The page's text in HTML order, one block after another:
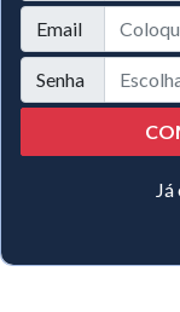
Email
Senha